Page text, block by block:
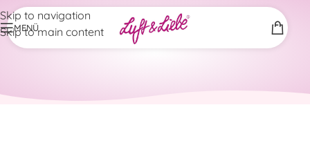
Skip to navigation
Skip to main content
MENÜ